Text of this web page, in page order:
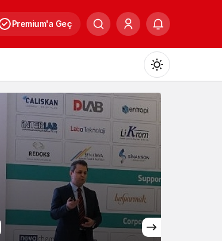
Premium'a Geç
Mod
değiştir
Gündüz Modu
Gündüz modunu seçin.
Gece Modu
Gece modunu seçin.